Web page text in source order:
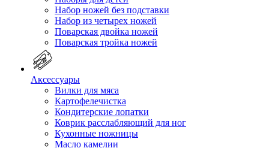
Набор ножей без подставки
Набор из четырех ножей
Поварская двойка ножей
Поварская тройка ножей
Аксессуары
Вилки для мяса
Картофелечистка
Кондитерские лопатки
Коврик расслабляющий для ног
Кухонные ножницы
Масло камелии